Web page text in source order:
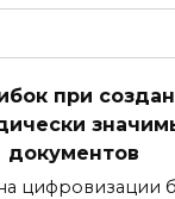
при
документов
цифровизации